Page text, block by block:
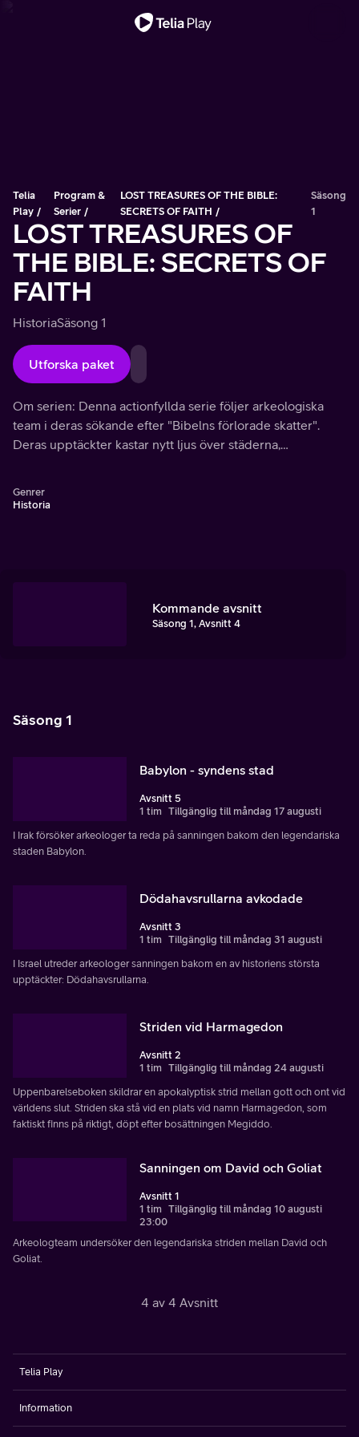
Telia
Play
Program &
Serier
LOST TREASURES OF THE BIBLE:
SECRETS OF FAITH
Säsong
1
LOST TREASURES OF
THE BIBLE: SECRETS OF
FAITH
HistoriaSäsong 1
Utforska paket
Om serien: Denna actionfyllda serie följer arkeologiska
team i deras sökande efter "Bibelns förlorade skatter".
Deras upptäckter kastar nytt ljus över städerna,
Genrer
Historia
Kommande avsnitt
Säsong 1, Avsnitt 4
Säsong 1
Babylon - syndens stad
Avsnitt 5
1 tim Tillgänglig till måndag 17 augusti
I Irak försöker arkeologer ta reda på sanningen bakom den legendariska
staden Babylon.
Dödahavsrullarna avkodade
Avsnitt 3
1 tim Tillgänglig till måndag 31 augusti
I Israel utreder arkeologer sanningen bakom en av historiens största
upptäckter: Dödahavsrullarna.
Striden vid Harmagedon
Avsnitt 2
1 tim Tillgänglig till måndag 24 augusti
Uppenbarelseboken skildrar en apokalyptisk strid mellan gott och ont vid
världens slut. Striden ska stå vid en plats vid namn Harmagedon, som
faktiskt finns på riktigt, döpt efter bosättningen Megiddo.
Sanningen om David och Goliat
Avsnitt 1
1 tim Tillgänglig till måndag 10 augusti
23:00
Arkeologteam undersöker den legendariska striden mellan David och
Goliat.
4 av 4 Avsnitt
Telia Play
Information